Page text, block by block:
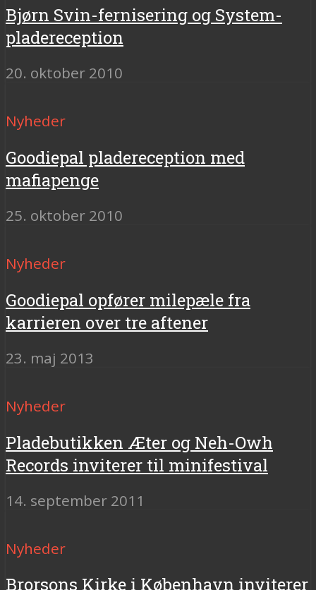
Bjørn Svin-fernisering og System-
pladereception
20. oktober 2010
Nyheder
Goodiepal pladereception med
mafiapenge
25. oktober 2010
Nyheder
Goodiepal opfører milepæle fra
karrieren over tre aftener
23. maj 2013
Nyheder
Pladebutikken Æter og Neh-Owh
Records inviterer til minifestival
14. september 2011
Nyheder
Brorsons Kirke i København inviterer